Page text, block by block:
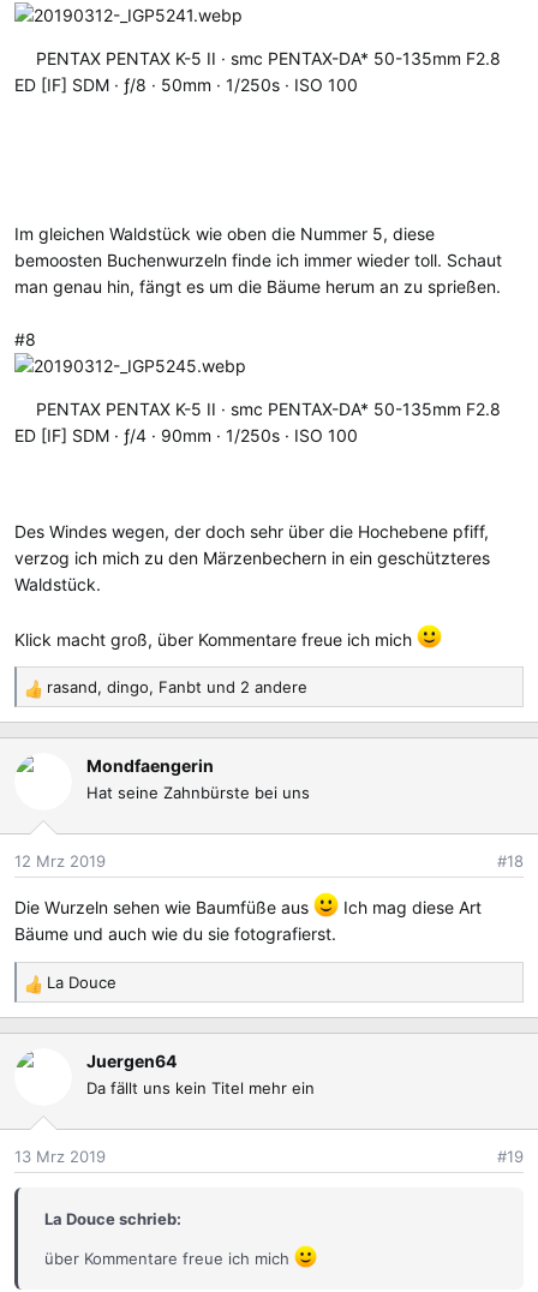
PENTAX PENTAX K-5 II
smc PENTAX-DA* 50-135mm F2.8
ED [IF] SDM
ƒ/8 50mm 1/250s ISO 100
Im gleichen Waldstück wie oben die Nummer 5, diese
bemoosten Buchenwurzeln finde ich immer wieder toll. Schaut
man genau hin, fängt es um die Bäume herum an zu sprießen.
#8
PENTAX PENTAX K-5 II
smc PENTAX-DA* 50-135mm F2.8
ED [IF] SDM
ƒ/4 90mm 1/250s ISO 100
Des Windes wegen, der doch sehr über die Hochebene pfiff,
verzog ich mich zu den Märzenbechern in ein geschützteres
Waldstück.
Klick macht groß, über Kommentare freue ich mich
R
e
a
k
o
n
n
:
rasand, dingo, Fanbt und 2 andere
Mondfaengerin
Hat seine Zahnbürste bei uns
12 Mrz 2019 #18
Die Wurzeln sehen wie Baumfüße aus
Ich mag diese Art
Bäume und auch wie du sie fotografierst.
R
e
a
k
o
n
La Douce
Juergen64
Da fällt uns kein Titel mehr ein
13 Mrz 2019 #19
La Douce schrieb:
über Kommentare freue ich mich